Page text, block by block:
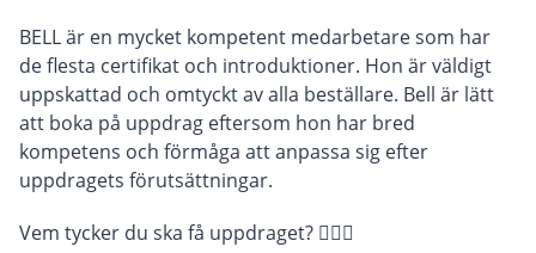
BELL är en mycket kompetent medarbetare som har
de flesta certifikat och introduktioner. Hon är väldigt
uppskattad och omtyckt av alla beställare. Bell är lätt
att boka på uppdrag eftersom hon har bred
kompetens och förmåga att anpassa sig efter
uppdragets förutsättningar.
Vem tycker du ska få uppdraget? 🤷🏼‍♀️